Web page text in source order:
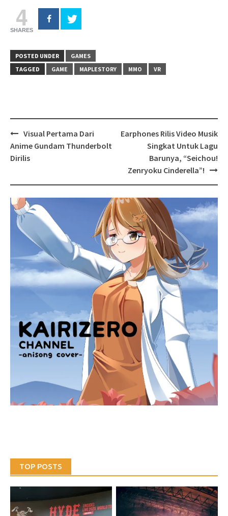
4
SHARES
POSTED UNDER
GAMES
TAGGED
GAME MAPLESTORY MMO VR
Post
navigation
Visual Pertama Dari
Anime Gundam Thunderbolt
Dirilis
Earphones Rilis Video Musik
Singkat Untuk Lagu
Barunya, “Seichou!
Zenryoku Cinderella”!
TOP POSTS